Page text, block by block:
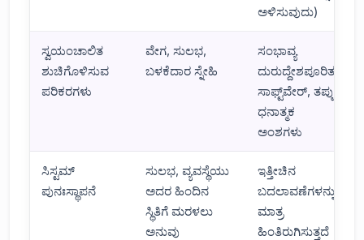
ಅಳಿಸುವುದು)
ಸ್ವಯಂಚಾಲಿತ
ಶುಚಿಗೊಳಿಸುವ
ಪರಿಕರಗಳು
ವೇಗ, ಸುಲಭ,
ಬಳಕೆದಾರ ಸ್ನೇಹಿ
ಸಂಭಾವ್ಯ
ದುರುದ್ದೇಶಪೂರಿತ
ಸಾಫ್ಟ್‌ವೇರ್, ತಪ್ಪು
ಧನಾತ್ಮಕ
ಅಂಶಗಳು
ಸಿಸ್ಟಮ್
ಪುನಃಸ್ಥಾಪನೆ
ಸುಲಭ, ವ್ಯವಸ್ಥೆಯು
ಅದರ ಹಿಂದಿನ
ಸ್ಥಿತಿಗೆ ಮರಳಲು
ಅನುವು
ಇತ್ತೀಚಿನ
ಬದಲಾವಣೆಗಳನ್ನು
ಮಾತ್ರ
ಹಿಂತಿರುಗಿಸುತ್ತದೆ